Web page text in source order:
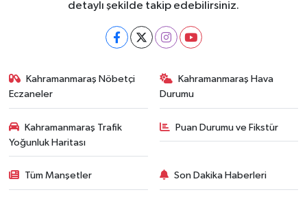
detaylı şekilde takip edebilirsiniz.
Kahramanmaraş Nöbetçi
Eczaneler
Kahramanmaraş Hava
Durumu
Kahramanmaraş Trafik
Yoğunluk Haritası
Puan Durumu ve Fikstür
Tüm Manşetler Son Dakika Haberleri